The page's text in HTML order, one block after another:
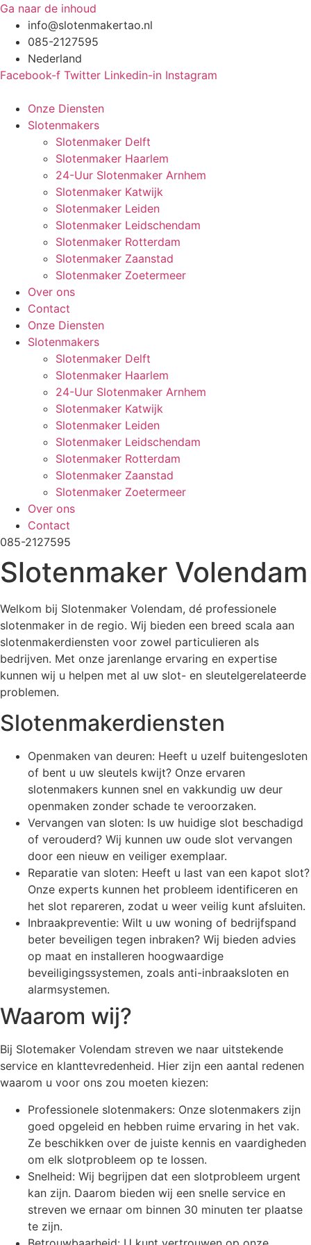
Ga naar de inhoud
info@slotenmakertao.nl
085-2127595
Nederland
Facebook-f Twitter Linkedin-in Instagram
Onze Diensten
Slotenmakers
Slotenmaker Delft
Slotenmaker Haarlem
24-Uur Slotenmaker Arnhem
Slotenmaker Katwijk
Slotenmaker Leiden
Slotenmaker Leidschendam
Slotenmaker Rotterdam
Slotenmaker Zaanstad
Slotenmaker Zoetermeer
Over ons
Contact
Onze Diensten
Slotenmakers
Slotenmaker Delft
Slotenmaker Haarlem
24-Uur Slotenmaker Arnhem
Slotenmaker Katwijk
Slotenmaker Leiden
Slotenmaker Leidschendam
Slotenmaker Rotterdam
Slotenmaker Zaanstad
Slotenmaker Zoetermeer
Over ons
Contact
085-2127595
Slotenmaker Volendam
Welkom bij Slotenmaker Volendam, dé professionele
slotenmaker in de regio. Wij bieden een breed scala aan
slotenmakerdiensten voor zowel particulieren als
bedrijven. Met onze jarenlange ervaring en expertise
kunnen wij u helpen met al uw slot- en sleutelgerelateerde
problemen.
Slotenmakerdiensten
Openmaken van deuren: Heeft u uzelf buitengesloten
of bent u uw sleutels kwijt? Onze ervaren
slotenmakers kunnen snel en vakkundig uw deur
openmaken zonder schade te veroorzaken.
Vervangen van sloten: Is uw huidige slot beschadigd
of verouderd? Wij kunnen uw oude slot vervangen
door een nieuw en veiliger exemplaar.
Reparatie van sloten: Heeft u last van een kapot slot?
Onze experts kunnen het probleem identificeren en
het slot repareren, zodat u weer veilig kunt afsluiten.
Inbraakpreventie: Wilt u uw woning of bedrijfspand
beter beveiligen tegen inbraken? Wij bieden advies
op maat en installeren hoogwaardige
beveiligingssystemen, zoals anti-inbraaksloten en
alarmsystemen.
Waarom wij?
Bij Slotemaker Volendam streven we naar uitstekende
service en klanttevredenheid. Hier zijn een aantal redenen
waarom u voor ons zou moeten kiezen:
Professionele slotenmakers: Onze slotenmakers zijn
goed opgeleid en hebben ruime ervaring in het vak.
Ze beschikken over de juiste kennis en vaardigheden
om elk slotprobleem op te lossen.
Snelheid: Wij begrijpen dat een slotprobleem urgent
kan zijn. Daarom bieden wij een snelle service en
streven we ernaar om binnen 30 minuten ter plaatse
te zijn.